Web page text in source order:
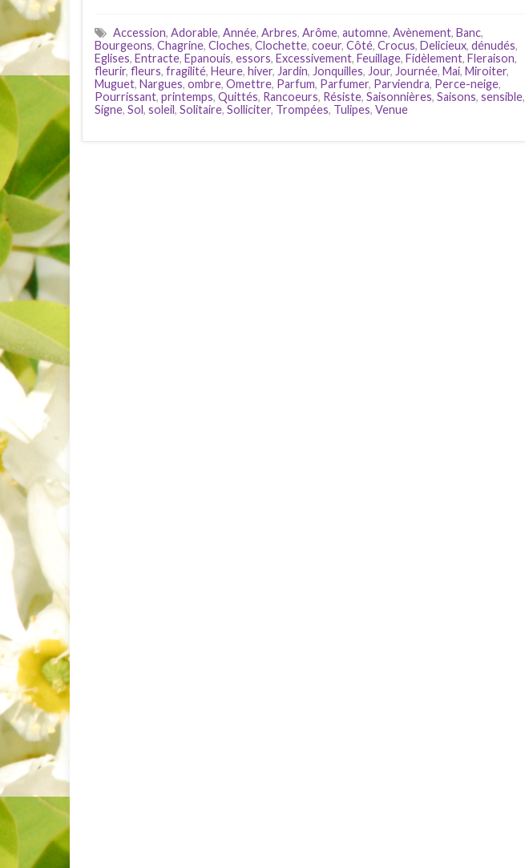
Accession, Adorable, Année, Arbres, Arôme, automne, Avènement, Banc,
Bourgeons, Chagrine, Cloches, Clochette, coeur, Côté, Crocus, Delicieux, dénudés,
Eglises, Entracte, Epanouis, essors, Excessivement, Feuillage, Fidèlement, Fleraison,
fleurir, fleurs, fragilité, Heure, hiver, Jardin, Jonquilles, Jour, Journée, Mai, Miroiter,
Muguet, Nargues, ombre, Omettre, Parfum, Parfumer, Parviendra, Perce-neige,
Pourrissant, printemps, Quittés, Rancoeurs, Résiste, Saisonnières, Saisons, sensible,
Signe, Sol, soleil, Solitaire, Solliciter, Trompées, Tulipes, Venue